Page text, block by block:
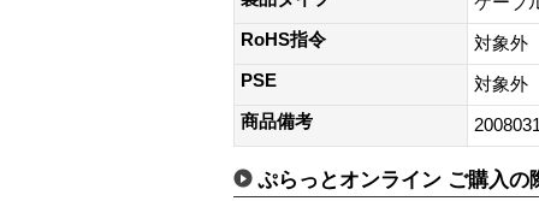
RoHS指令
対象外
PSE
対象外
商品備考
ぷらっとオンライン ご購入の